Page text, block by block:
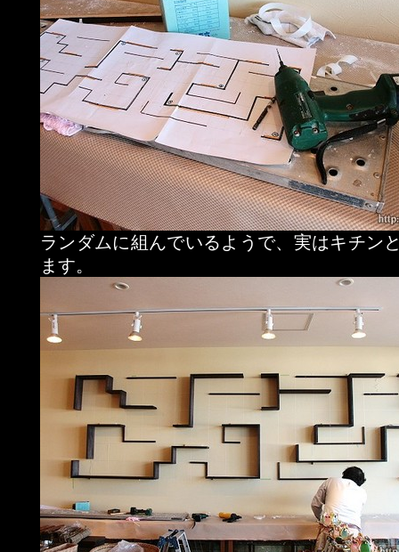
ランダムに組んでいるようで、実はキチン
ます。